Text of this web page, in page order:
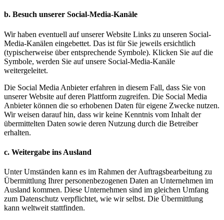
b. Besuch unserer Social-Media-Kanäle
Wir haben eventuell auf unserer Website Links zu unseren Social-
Media-Kanälen eingebettet. Das ist für Sie jeweils ersichtlich
(typischerweise über entsprechende Symbole). Klicken Sie auf die
Symbole, werden Sie auf unsere Social-Media-Kanäle
weitergeleitet.
Die Social Media Anbieter erfahren in diesem Fall, dass Sie von
unserer Website auf deren Plattform zugreifen. Die Social Media
Anbieter können die so erhobenen Daten für eigene Zwecke nutzen.
Wir weisen darauf hin, dass wir keine Kenntnis vom Inhalt der
übermittelten Daten sowie deren Nutzung durch die Betreiber
erhalten.
c. Weitergabe ins Ausland
Unter Umständen kann es im Rahmen der Auftragsbearbeitung zu
Übermittlung Ihrer personenbezogenen Daten an Unternehmen im
Ausland kommen. Diese Unternehmen sind im gleichen Umfang
zum Datenschutz verpflichtet, wie wir selbst. Die Übermittlung
kann weltweit stattfinden.